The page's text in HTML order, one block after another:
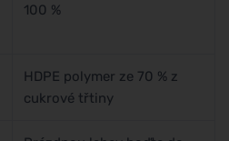
100 %
HDPE polymer ze 70 % z
cukrové třtiny